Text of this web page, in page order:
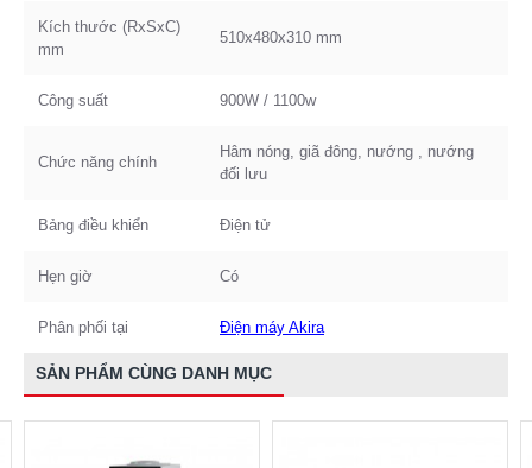
Kích thước (RxSxC)
mm
510x480x310 mm
Công suất 900W / 1100w
Chức năng chính
Hâm nóng, giã đông, nướng , nướng
đối lưu
Bảng điều khiển Điện tử
Hẹn giờ Có
Phân phối tại Điện máy Akira
SẢN PHẨM CÙNG DANH MỤC